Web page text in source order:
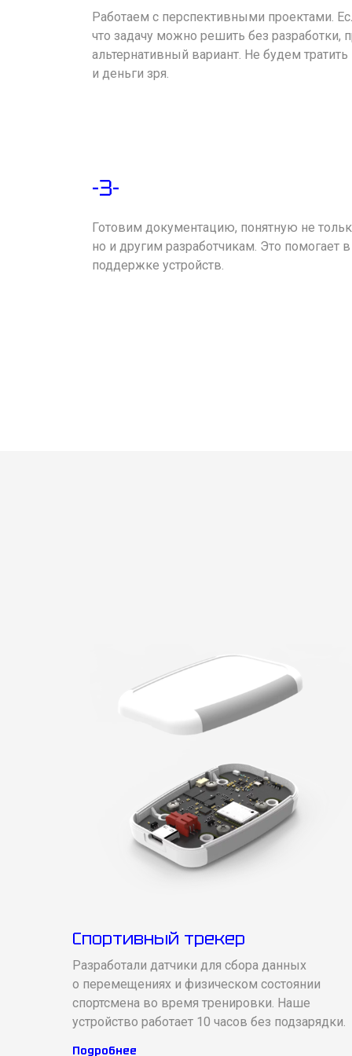
Работаем с перспективными проектами.
что задачу можно решить без разработки,
альтернативный вариант. Не будем
и деньги зря.
-3-
Готовим документацию, понятную не
но и другим разработчикам. Это помогает
поддержке устройств.
Спортивный трекер
Разработали датчики для сбора данных
о перемещениях и физическом состоянии
спортсмена во время тренировки. Наше
устройство работает 10 часов без подзарядки.
Подробнее